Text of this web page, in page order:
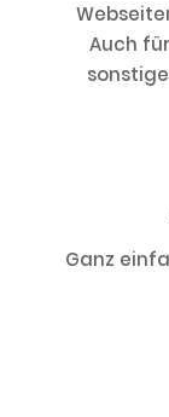
Auch
Ganz